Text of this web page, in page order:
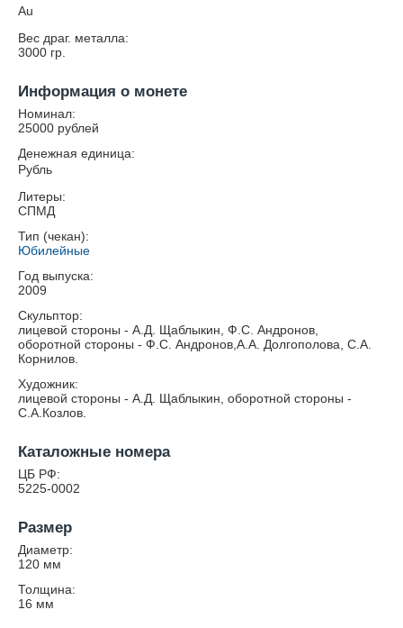
Au
Вес драг. металла:
3000 гр.
Информация о монете
Номинал:
25000 рублей
Денежная единица:
Рубль
Литеры:
СПМД
Тип (чекан):
Юбилейные
Год выпуска:
2009
Скульптор:
лицевой стороны - А.Д. Щаблыкин, Ф.С. Андронов,
оборотной стороны - Ф.С. Андронов,А.А. Долгополова, С.А.
Корнилов.
Художник:
лицевой стороны - А.Д. Щаблыкин, оборотной стороны -
С.А.Козлов.
Каталожные номера
ЦБ РФ:
5225-0002
Размер
Диаметр:
120 мм
Толщина:
16 мм